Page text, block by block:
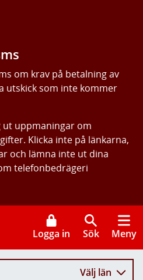
om krav på betalning av
utskick som inte kommer
ut uppmaningar om
Klicka inte på länkarna,
och lämna inte ut dina
telefonbedrägeri
Logga in Sök Meny
Välj län